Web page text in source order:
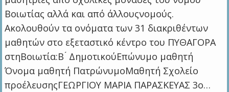
Βοιωτίας αλλά και από άλλουςνομούς.
Ακολουθούν τα ονόματα των 31 διακριθέντων
μαθητών στο εξεταστικό κέντρο του ΠΥΘΑΓΟΡΑ
στηΒοιωτία:Β ́ ΔημοτικούΕπώνυμο μαθητή
Όνομα μαθητή ΠατρώνυμοΜαθητή Σχολείο
προέλευσηςΓΕΩΡΓΙΟΥ ΜΑΡΙΑ ΠΑΡΑΣΚΕΥΑΣ 3o…